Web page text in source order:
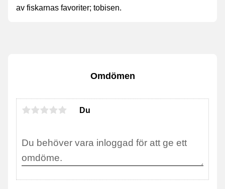
av fiskarnas favoriter; tobisen.
Omdömen
Du